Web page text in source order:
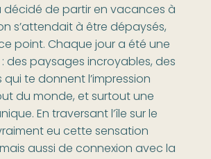
de partir en vacances à
s’attendait à être dépaysés,
point. Chaque jour a été une
des paysages incroyables, des
te donnent l’impression
du monde, et surtout une
En traversant l’île sur le
eu cette sensation
aussi de connexion avec la